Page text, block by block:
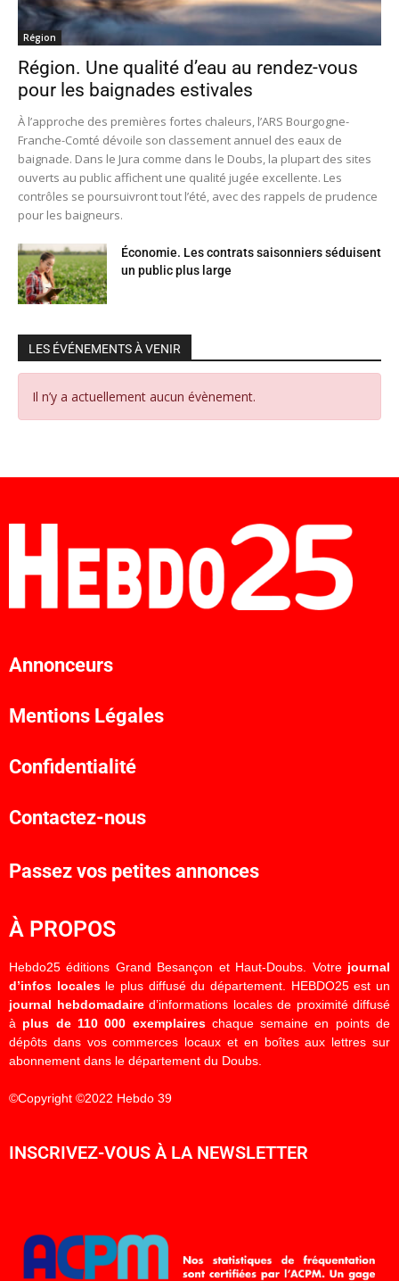
Région
Région. Une qualité d’eau au rendez-vous
pour les baignades estivales
À l’approche des premières fortes chaleurs, l’ARS Bourgogne-
Franche-Comté dévoile son classement annuel des eaux de
baignade. Dans le Jura comme dans le Doubs, la plupart des sites
ouverts au public affichent une qualité jugée excellente. Les
contrôles se poursuivront tout l’été, avec des rappels de prudence
pour les baigneurs.
Économie. Les contrats saisonniers séduisent
un public plus large
LES ÉVÉNEMENTS À VENIR
Il n’y a actuellement aucun évènement.
Annonceurs
Mentions Légales
Confidentialité
Contactez-nous
Passez vos petites annonces
À PROPOS
Hebdo25 éditions Grand Besançon et Haut-Doubs. Votre journal
d’infos localesle plus diffusé du département. HEBDO25 est un
journal hebdomadaired’informations locales de proximité diffusé
à plus de 110 000 exemplaireschaque semaine en points de
dépôts dans vos commerces locaux et en boîtes aux lettres sur
abonnement dans le département du Doubs.
©Copyright ©2022 Hebdo 39
INSCRIVEZ-VOUS À LA NEWSLETTER